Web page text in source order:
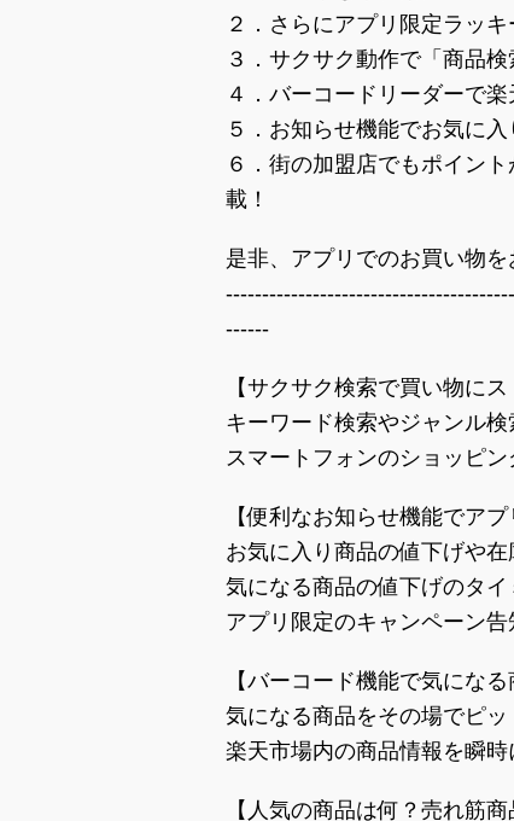
２．さらにアプリ限定ラッ
３．サクサク動作で「商品
４．バーコードリーダーで
５．お知らせ機能でお気に
６．街の加盟店でもポイン
載！
是非、アプリでのお買い物を
------
【サクサク検索で買い物に
キーワード検索やジャンル検
スマートフォンのショッピン
【便利なお知らせ機能でア
お気に入り商品の値下げや在
気になる商品の値下げのタイ
アプリ限定のキャンペーン告
【バーコード機能で気にな
気になる商品をその場でピッ
楽天市場内の商品情報を瞬時
【人気の商品は何？売れ筋商